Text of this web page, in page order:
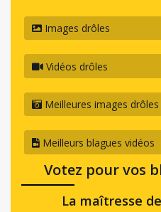
Images drôles
Vidéos drôles
Meilleures images drôles
Meilleurs blagues vidéos
Votez pour vos
La maîtresse